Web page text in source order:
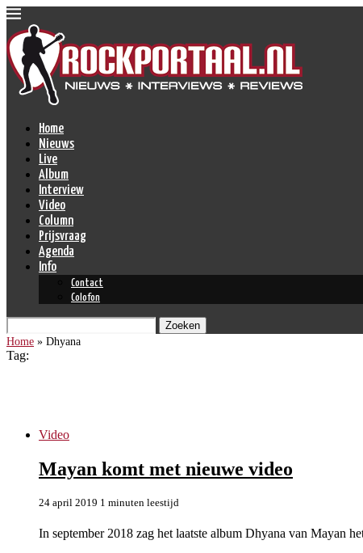
Home
Nieuws
Live
Album
Interview
Video
Column
Prijsvraag
Agenda
Info
Contact
Colofon
Zoeken
Home » Dhyana
Tag:
Video
Mayan komt met nieuwe video
24 april 2019 1 minuten leestijd
In september 2018 zag het laatste album Dhyana van Mayan